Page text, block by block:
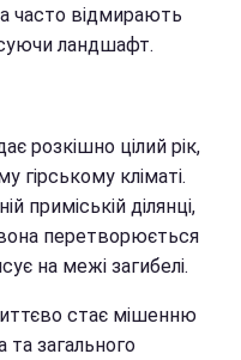
часто відмирають
ландшафт.
розкішно цілий рік,
гірському кліматі.
приміській ділянці,
перетворюється
на межі загибелі.
стає мішенню
та загального